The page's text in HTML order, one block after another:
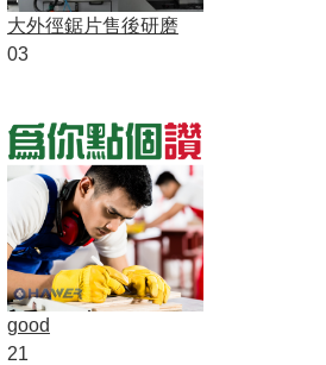
大外徑鋸片售後研磨
03
good
21